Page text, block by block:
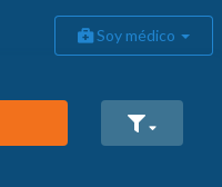
Soy médico